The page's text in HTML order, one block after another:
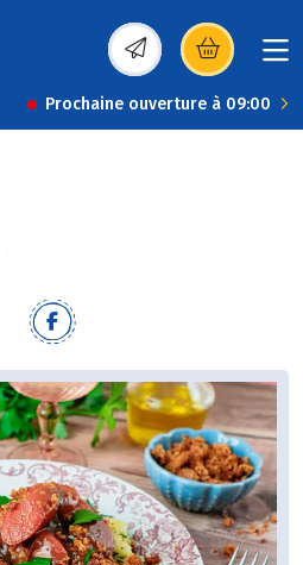
(s’ouvre dans une
Prochaine ouverture à 09:00